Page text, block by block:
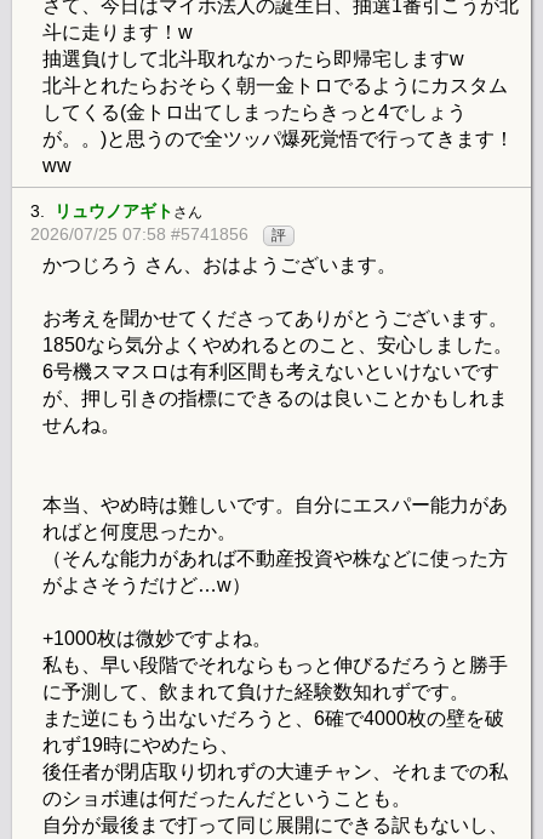
さて、今日はマイホ法人の誕生日、抽選1番引こうが北
斗に走ります！w
抽選負けして北斗取れなかったら即帰宅しますw
北斗とれたらおそらく朝一金トロでるようにカスタム
してくる(金トロ出てしまったらきっと4でしょう
が。。)と思うので全ツッパ爆死覚悟で行ってきます！
ww
3. リュウノアギト さん
2026/07/25 07:58 #5741856 評
かつじろう さん、おはようございます。
お考えを聞かせてくださってありがとうございます。
1850なら気分よくやめれるとのこと、安心しました。
6号機スマスロは有利区間も考えないといけないです
が、押し引きの指標にできるのは良いことかもしれま
せんね。
本当、やめ時は難しいです。自分にエスパー能力があ
ればと何度思ったか。
（そんな能力があれば不動産投資や株などに使った方
がよさそうだけど…w）
+1000枚は微妙ですよね。
私も、早い段階でそれならもっと伸びるだろうと勝手
に予測して、飲まれて負けた経験数知れずです。
また逆にもう出ないだろうと、6確で4000枚の壁を破
れず19時にやめたら、
後任者が閉店取り切れずの大連チャン、それまでの私
のショボ連は何だったんだということも。
自分が最後まで打って同じ展開にできる訳もないし、